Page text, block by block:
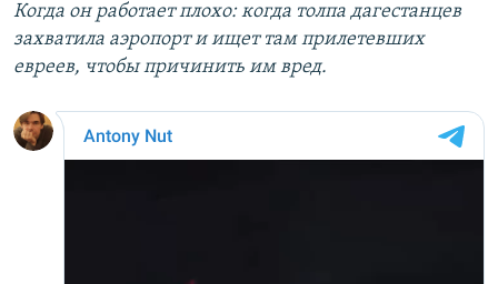
Когда он работает плохо: когда толпа дагестанцев
захватила аэропорт и ищет там прилетевших
евреев, чтобы причинить им вред.